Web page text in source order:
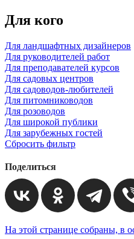
Для кого
Для ландшафтных дизайнеров
Для руководителей работ
Для преподавателей курсов
Для садовых центров
Для садоводов-любителей
Для питомниководов
Для розоводов
Для широкой публики
Для зарубежных гостей
Сбросить фильтр
Поделиться
На этой странице собраны, в